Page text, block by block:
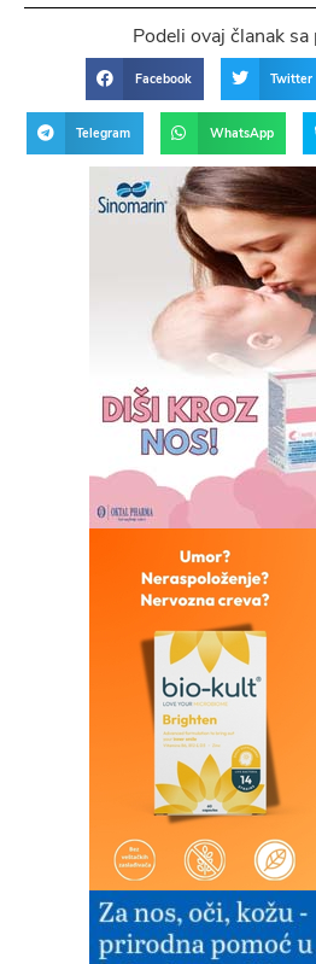
Podeli ovaj članak
Facebook Twitter
Telegram WhatsApp